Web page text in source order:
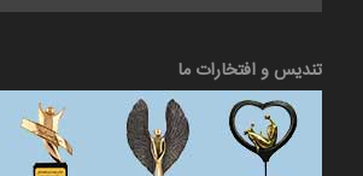
تندیس و افتخارات ما